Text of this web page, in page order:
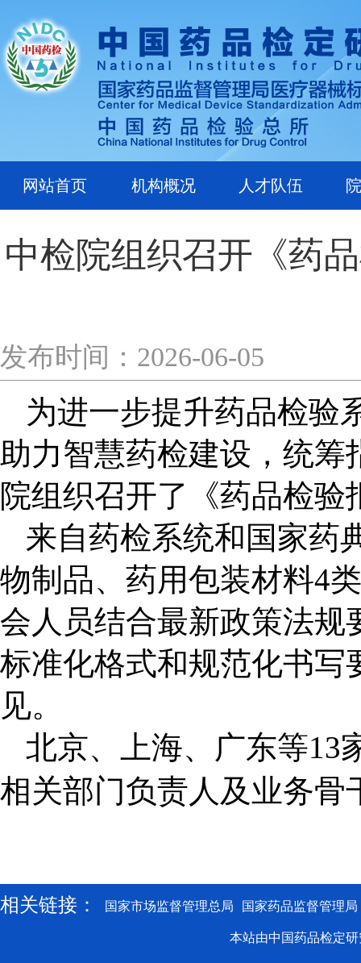
网站首页 机构概况 人才队伍
中检院组织召开《药
发布时间：2026-06-05
为进一步提升药品检验
助力智慧药检建设， 统筹
院组织召开了《药品检
来自药检系统和国家药
物制品、药用包装材料4
会人员结合最新政策法规
标准化格式和规范化书写
见。
北京、上海、广东等13
相关部门负责人及业务骨
相关链接： 国家市场监督管理总局 国家药品监督管理局
本站由中国药品检定